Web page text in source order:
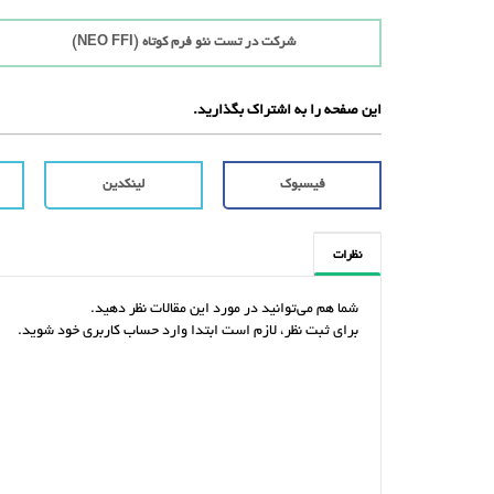
شرکت در تست نئو فرم کوتاه (NEO FFI)
این صفحه را به اشتراک بگذارید.
فیسبوک لینکدین
نظرات
شما هم می‌توانید در مورد این مقالات نظر دهید.
برای ثبت نظر، لازم است ابتدا وارد حساب کاربری خود شوید.